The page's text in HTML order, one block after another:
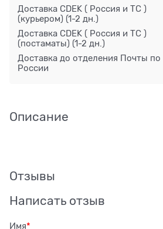
Доставка CDEK ( Россия и ТС )
(курьером) (1-2 дн.)
Доставка CDEK ( Россия и ТС )
(постаматы) (1-2 дн.)
Доставка до отделения Почты по
России
Описание
Отзывы
Написать отзыв
Имя